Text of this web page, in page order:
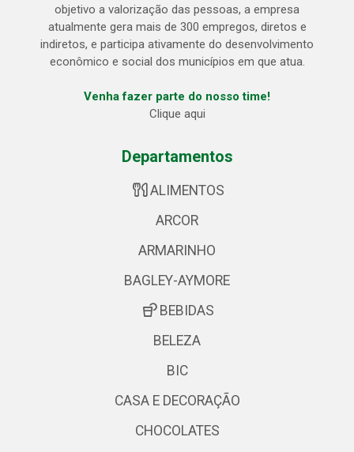
objetivo a valorização das pessoas, a empresa
atualmente gera mais de 300 empregos, diretos e
indiretos, e participa ativamente do desenvolvimento
econômico e social dos municípios em que atua.
Venha fazer parte do nosso time!
Clique aqui
Departamentos
ALIMENTOS
ARCOR
ARMARINHO
BAGLEY-AYMORE
BEBIDAS
BELEZA
BIC
CASA E DECORAÇÃO
CHOCOLATES